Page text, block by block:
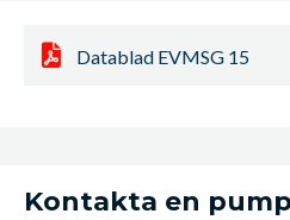
Datablad EVMSG 15
Kontakta en